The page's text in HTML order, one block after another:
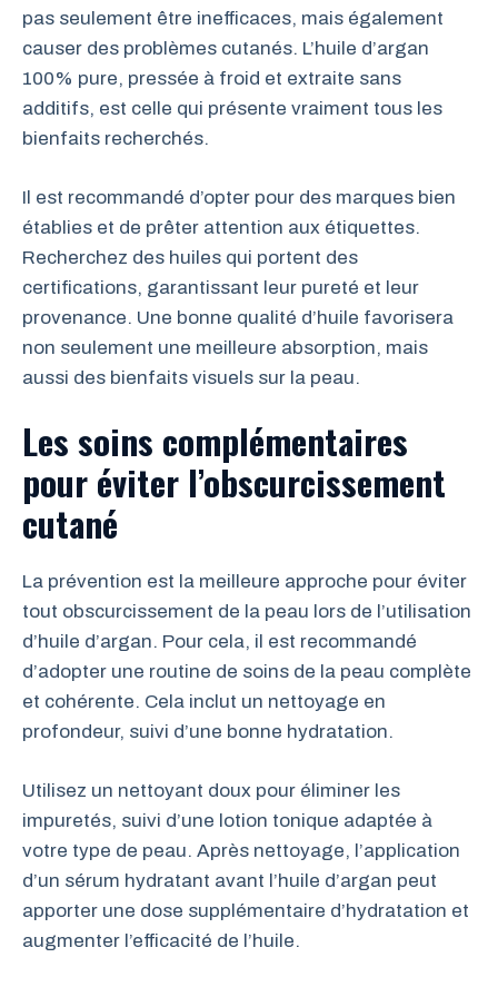
pas seulement être inefficaces, mais également
causer des problèmes cutanés. L’huile d’argan
100% pure, pressée à froid et extraite sans
additifs, est celle qui présente vraiment tous les
bienfaits recherchés.
Il est recommandé d’opter pour des marques bien
établies et de prêter attention aux étiquettes.
Recherchez des huiles qui portent des
certifications, garantissant leur pureté et leur
provenance. Une bonne qualité d’huile favorisera
non seulement une meilleure absorption, mais
aussi des bienfaits visuels sur la peau.
Les soins complémentaires
pour éviter l’obscurcissement
cutané
La prévention est la meilleure approche pour éviter
tout obscurcissement de la peau lors de l’utilisation
d’huile d’argan. Pour cela, il est recommandé
d’adopter une routine de soins de la peau complète
et cohérente. Cela inclut un nettoyage en
profondeur, suivi d’une bonne hydratation.
Utilisez un nettoyant doux pour éliminer les
impuretés, suivi d’une lotion tonique adaptée à
votre type de peau. Après nettoyage, l’application
d’un sérum hydratant avant l’huile d’argan peut
apporter une dose supplémentaire d’hydratation et
augmenter l’efficacité de l’huile.